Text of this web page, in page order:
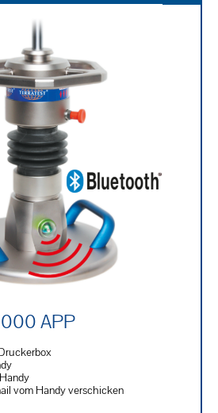
APP
vom Handy verschicken